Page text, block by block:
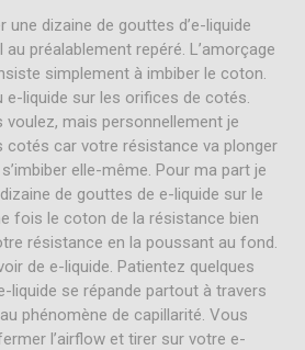
une dizaine de gouttes d’e-liquide
au préalablement repéré. L’amorçage
simplement à imbiber le coton.
liquide sur les orifices de cotés.
mais personnellement je
cotés car votre résistance va plonger
elle-même. Pour ma part je
de gouttes de e-liquide sur le
fois le coton de la résistance bien
résistance en la poussant au fond.
de e-liquide. Patientez quelques
liquide se répande partout à travers
phénomène de capillarité. Vous
l’airflow et tirer sur votre e-